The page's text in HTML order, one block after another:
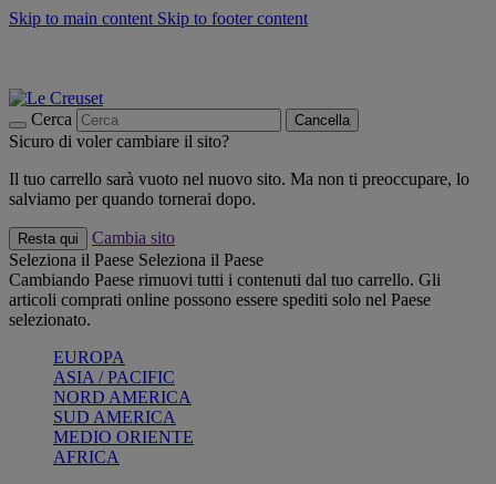
Skip to main content Skip to footer content
Cerca Cancella
Sicuro di voler cambiare il sito?
Il tuo carrello sarà vuoto nel nuovo sito. Ma non ti preoccupare, lo
salviamo per quando tornerai dopo.
Resta qui
Cambia sito
Seleziona il Paese Seleziona il Paese
Cambiando Paese rimuovi tutti i contenuti dal tuo carrello. Gli
articoli comprati online possono essere spediti solo nel Paese
selezionato.
EUROPA
ASIA / PACIFIC
NORD AMERICA
SUD AMERICA
MEDIO ORIENTE
AFRICA